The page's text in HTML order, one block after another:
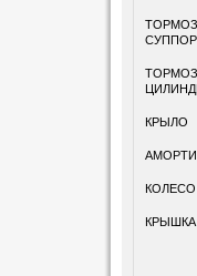
КРЫЛО
КОЛЕСО
КРЫШКА